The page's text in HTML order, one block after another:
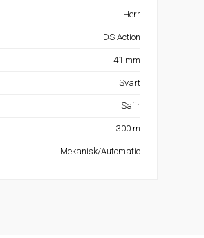
Herr
DS Action
41 mm
Svart
Safir
300 m
Mekanisk/Automatic